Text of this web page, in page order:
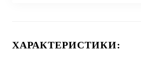
ХАРАКТЕРИСТИКИ: